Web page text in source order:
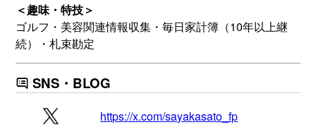
＜趣味・特技＞
ゴルフ・美容関連情報収集・毎日家計簿（10年以上継
続）・札束勘定
SNS・BLOG
https://x.com/sayakasato_fp